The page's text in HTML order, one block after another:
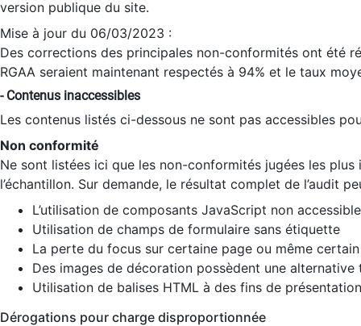
version publique du site.
Mise à jour du 06/03/2023 :
Des corrections des principales non-conformités ont été
RGAA seraient maintenant respectés à 94% et le taux
- Contenus inaccessibles
Les contenus listés ci-dessous ne sont pas accessibles
Non conformité
Ne sont listées ici que les non-conformités jugées les
l’échantillon. Sur demande, le résultat complet de l’audit
L’utilisation de composants JavaScript non
Utilisation de champs de formulaire sans étiquette
La perte du focus sur certaine page ou même
Des images de décoration possèdent une alternative
Utilisation de balises HTML à des fins de
Dérogations pour charge disproportionnée